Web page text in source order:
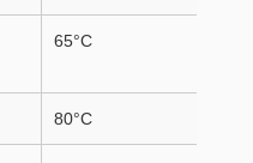
65°C
80°C